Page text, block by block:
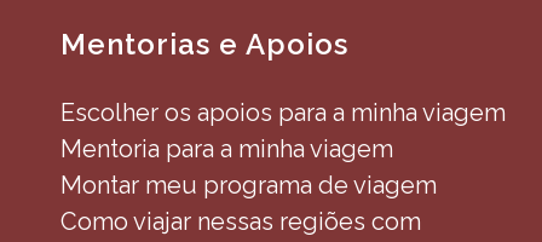
Mentorias e Apoios
Escolher os apoios para a minha viagem
Mentoria para a minha viagem
Montar meu programa de viagem
Como viajar nessas regiões com